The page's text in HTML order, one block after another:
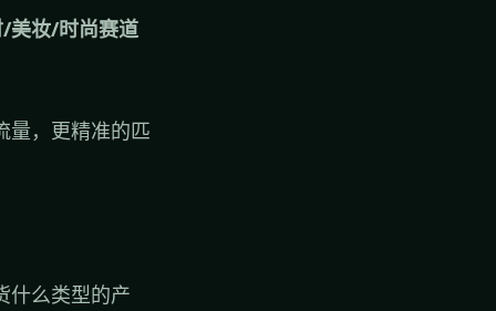
美妆/时尚赛道
量，更精准的匹
什么类型的产